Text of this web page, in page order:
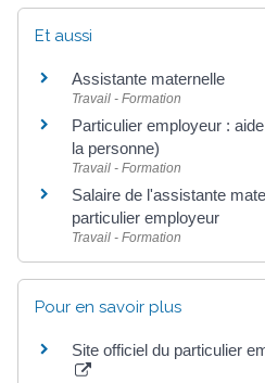
Et aussi
Assistante maternelle
Travail - Formation
Particulier employeur :
la personne)
Travail - Formation
Salaire de l'assistante
particulier employeur
Travail - Formation
Pour en savoir plus
Site officiel du particulier